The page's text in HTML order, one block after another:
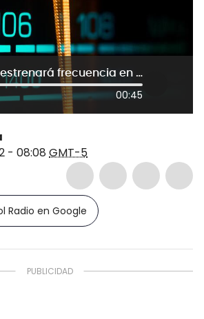
W Radio estrenará frecuencia en Miami a partir de enero de 2023
00:45
- 08:08 GMT-5
Radio en Google